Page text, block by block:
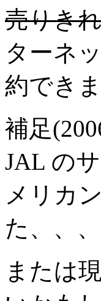
売りき
ターネ
約できま
補足
JAL の
メリカ
た、、、
または